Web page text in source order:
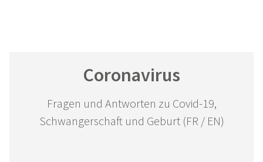
Coronavirus
Fragen und Antworten zu Covid-19,
Schwangerschaft und Geburt (FR / EN)